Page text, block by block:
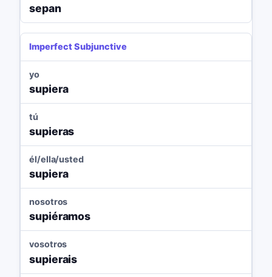
sepan
Imperfect Subjunctive
yo
supiera
tú
supieras
él/ella/usted
supiera
nosotros
supiéramos
vosotros
supierais